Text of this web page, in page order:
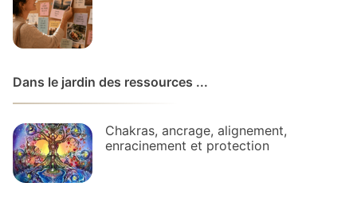
Dans le jardin des ressources ...
Chakras, ancrage, alignement,
enracinement et protection